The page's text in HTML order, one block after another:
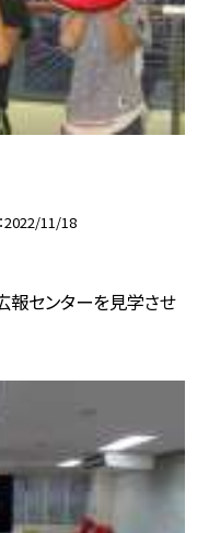
2022/11/18
報センターを見学させ